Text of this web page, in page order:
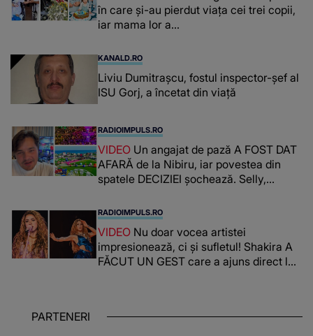
în care și-au pierdut viața cei trei copii,
iar mama lor a…
KANALD.RO
Liviu Dumitrașcu, fostul inspector-șef al
ISU Gorj, a încetat din viață
RADIOIMPULS.RO
VIDEO Un angajat de pază A FOST DAT
AFARĂ de la Nibiru, iar povestea din
spatele DECIZIEI șochează. Selly,
CREDEA CĂ VA VEDEA AȘA CEVA: "Fix
în fața unui..."
RADIOIMPULS.RO
VIDEO Nu doar vocea artistei
impresionează, ci și sufletul! Shakira A
FĂCUT UN GEST care a ajuns direct la
așteptând oportunitatea
PARTENERI